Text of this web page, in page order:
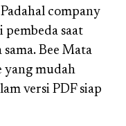
company
saat
Bee Mata
yang mudah
versi PDF siap